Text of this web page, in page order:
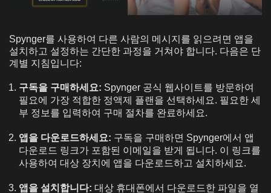
Spynger를 사용하여 다른 사람의 메시지를 읽으려면 앱을
설치하고 설정하는 간단한 과정을 거쳐야 합니다. 다음은 단
계별 지침입니다:
구독을 구매하세요: Spynger 공식 웹사이트를 방문하여
필요에 가장 적합한 정액제 플랜을 선택하세요. 필요한 세
부 정보를 입력하여 구매 절차를 완료하세요.
앱을 다운로드하세요: 구독을 구매하면 Spynger에서 앱
다운로드 링크가 포함된 이메일을 받게 됩니다. 이 링크를
사용하여 대상 장치에 앱을 다운로드하고 설치하세요.
앱을 설치합니다: 대상 휴대폰에서 다운로드한 파일을 열